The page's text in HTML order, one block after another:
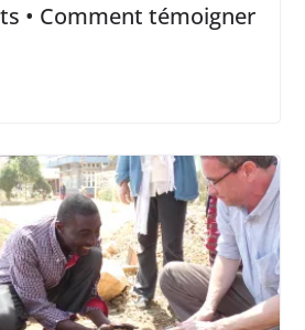
• Comment témoigner